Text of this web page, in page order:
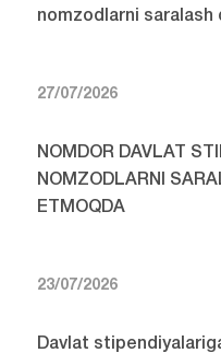
nomzodlarni saralash
27/07/2026
NOMDOR DAVLAT
NOMZODLARNI
ETMOQDA
23/07/2026
Davlat